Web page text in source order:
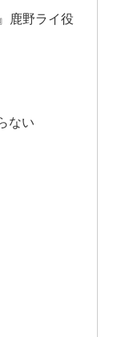
鹿野ライ役
ない